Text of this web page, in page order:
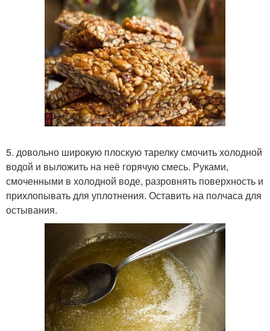
5. довольно широкую плоскую тарелку смочить холодной
водой и выложить на неё горячую смесь. Руками,
смоченными в холодной воде, разровнять поверхность и
прихлопывать для уплотнения. Оставить на полчаса для
остывания.